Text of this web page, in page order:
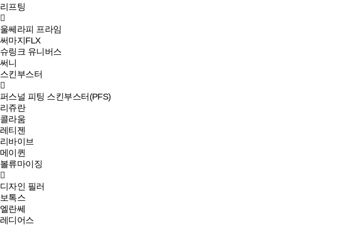
리프팅
울쎄라피 프라임
써마지FLX
슈링크 유니버스
써니
스킨부스터
퍼스널 피팅 스킨부스터(PFS)
리쥬란
콜라움
레티젠
리바이브
메이퀸
볼류마이징
디자인 필러
보톡스
엘란쎄
레디어스